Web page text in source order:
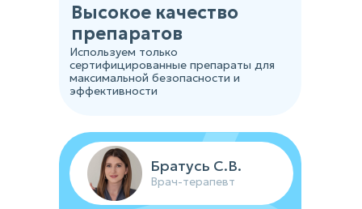
Высокое качество
препаратов
Используем только
сертифицированные препараты для
максимальной безопасности и
эффективности
Братусь С.В.
Врач-терапевт